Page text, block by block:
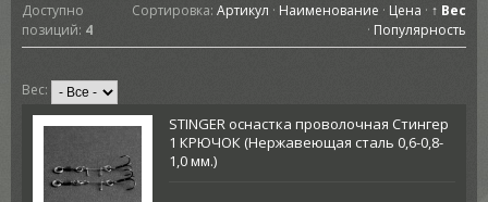
Доступно
позиций: 4
Сортировка: Артикул · Наименование · Цена · ↑ Вес
· Популярность
Вес:
STINGER оснастка проволочная Стингер
1 КРЮЧОК (Нержавеющая сталь 0,6-0,8-
1,0 мм.)